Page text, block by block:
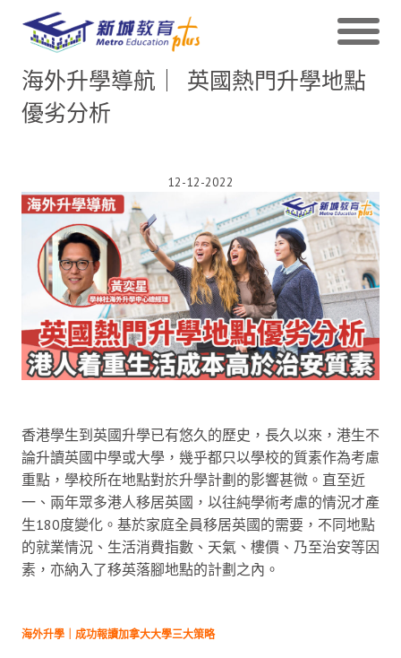
海外升學導航｜ 英國熱門升學地點
優劣分析
12-12-2022
香港學生到英國升學已有悠久的歷史，長久以來，港生不
論升讀英國中學或大學，幾乎都只以學校的質素作為考慮
重點，學校所在地點對於升學計劃的影響甚微。直至近
一、兩年眾多港人移居英國，以往純學術考慮的情況才產
生180度變化。基於家庭全員移居英國的需要，不同地點
的就業情況、生活消費指數、天氣、樓價、乃至治安等因
素，亦納入了移英落腳地點的計劃之內。
海外升學｜成功報讀加拿大大學三大策略